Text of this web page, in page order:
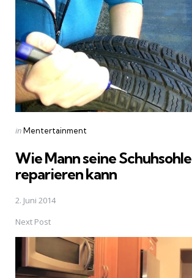
Posted
inMentertainment
Wie Mann seine Schuhsohle
reparieren kann
2. Juni 2014
Next Post